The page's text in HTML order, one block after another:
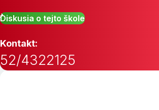
Diskusia o tejto škole
Kontakt:
52/4322125